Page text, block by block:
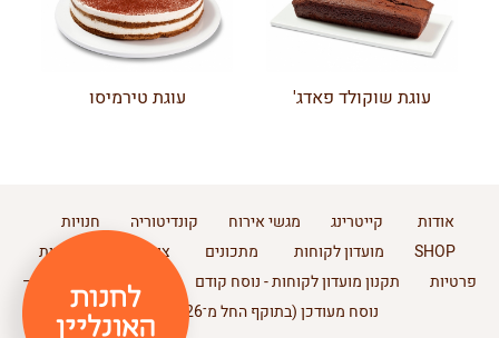
עוגת טירמיסו עוגת שוקולד פאדג'
אודות קייטרינג מגשי אירוח קונדיטוריה
חנויות
SHOP
מועדון לקוחות מתכונים צור קשר
מדיניות
פרטיות
תקנון מועדון לקוחות - נוסח קודם
תקנון מועדון לקוחות –
נוסח מעודכן (בתוקף החל מ־11.2.2026)